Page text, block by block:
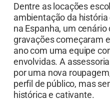
Dentre as locações
ambientação da história
na Espanha, um
gravações começaram
ano com uma equipe
envolvidas. A
por uma nova
perfil de público, mas
histórica e cativante.